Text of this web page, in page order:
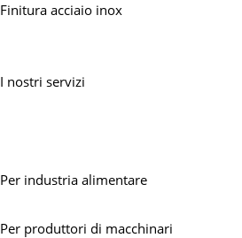
Finitura acciaio inox
I nostri servizi
Per industria alimentare
Per produttori di macchinari